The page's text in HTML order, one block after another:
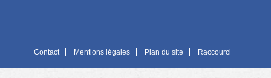
Contact Mentions légales Plan du site Raccourci